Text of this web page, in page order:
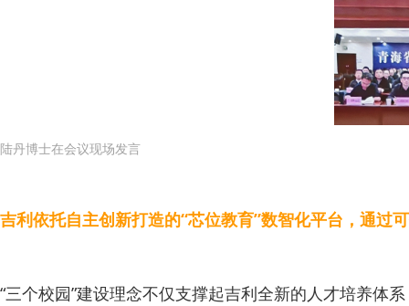
陆丹博士在会议现场发言
吉利依托自主创新打造的“芯位教育”数智化平台，通过
“三个校园”建设理念不仅支撑起吉利全新的人才培养体